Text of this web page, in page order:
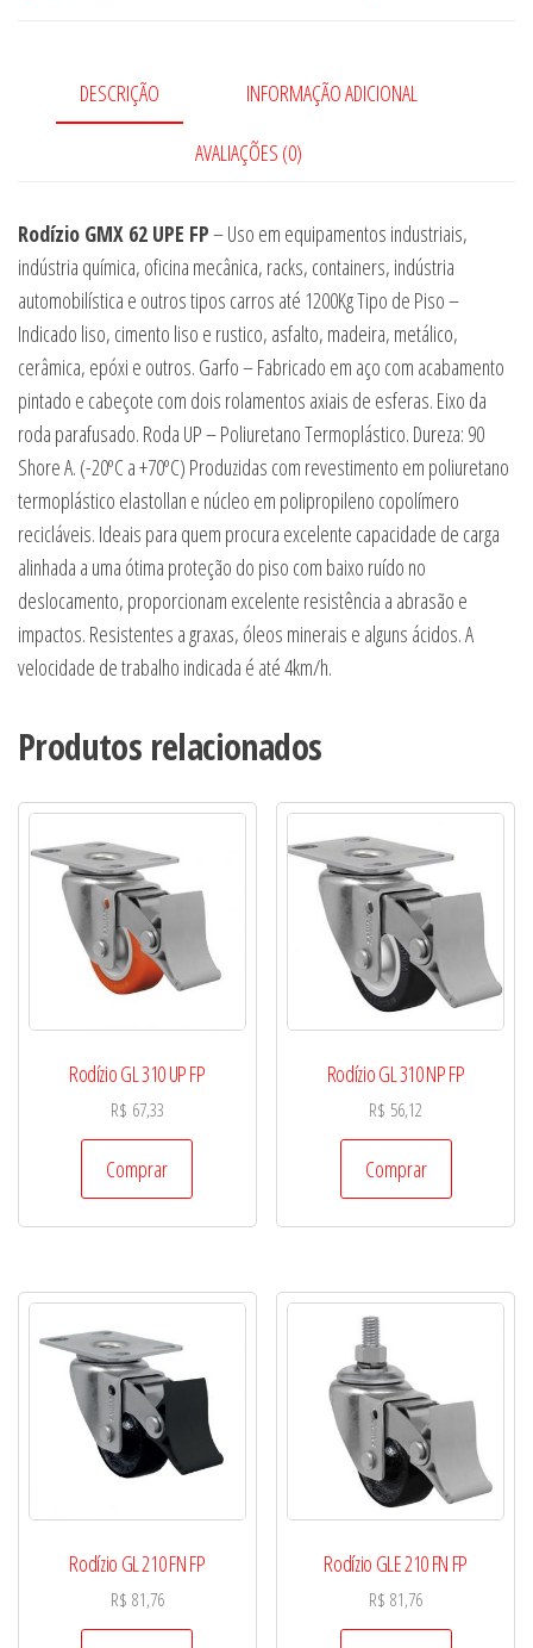
DESCRIÇÃO INFORMAÇÃO ADICIONAL
AVALIAÇÕES (0)
Rodízio GMX 62 UPE FP– Uso em equipamentos industriais,
indústria química, oficina mecânica, racks, containers, indústria
automobilística e outros tipos carros até 1200Kg Tipo de Piso –
Indicado liso, cimento liso e rustico, asfalto, madeira, metálico,
cerâmica, epóxi e outros. Garfo – Fabricado em aço com acabamento
pintado e cabeçote com dois rolamentos axiais de esferas. Eixo da
roda parafusado. Roda UP – Poliuretano Termoplástico. Dureza: 90
Shore A. (-20ºC a +70ºC) Produzidas com revestimento em poliuretano
termoplástico elastollan e núcleo em polipropileno copolímero
recicláveis. Ideais para quem procura excelente capacidade de carga
alinhada a uma ótima proteção do piso com baixo ruído no
deslocamento, proporcionam excelente resistência a abrasão e
impactos. Resistentes a graxas, óleos minerais e alguns ácidos. A
velocidade de trabalho indicada é até 4km/h.
Produtos relacionados
Rodízio GL 310 UP FP
R$ 67,33
Comprar
Rodízio GL 310 NP FP
R$ 56,12
Comprar
Rodízio GL 210 FN FP
R$ 81,76
Rodízio GLE 210 FN FP
R$ 81,76